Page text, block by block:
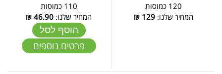
120 כמוסות
המחיר שלנו: 129
₪
110 כמוסות
המחיר שלנו: 46.90
₪
הוסף לסל
פרטים נוספים